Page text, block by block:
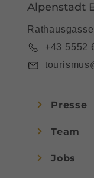
Alpenstadt
+43 5552
Presse
Team
Jobs